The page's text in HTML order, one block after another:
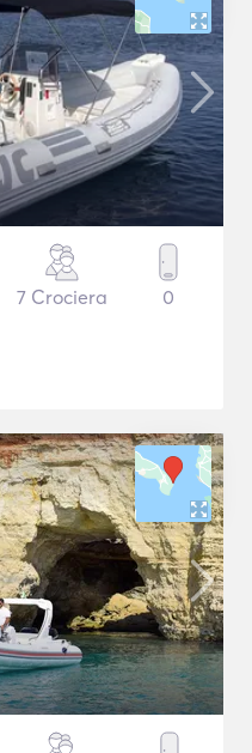
7 Crociera 0